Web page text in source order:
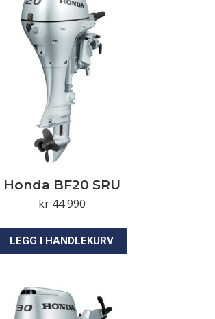
Honda BF20 SRU
kr44 990
LEGG I HANDLEKURV